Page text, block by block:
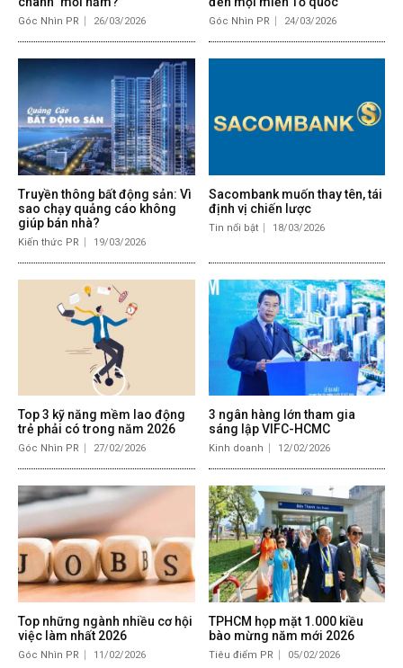
Góc Nhìn PR 26/03/2026 Góc Nhìn PR 24/03/2026
Truyền thông bất động sản: Vì
sao chạy quảng cáo không
giúp bán nhà?
Kiến thức PR 19/03/2026
Sacombank muốn thay tên, tái
định vị chiến lược
Tin nổi bật 18/03/2026
Top 3 kỹ năng mềm lao động
trẻ phải có trong năm 2026
Góc Nhìn PR 27/02/2026
3 ngân hàng lớn tham gia
sáng lập VIFC-HCMC
Kinh doanh 12/02/2026
Top những ngành nhiều cơ hội
việc làm nhất 2026
Góc Nhìn PR 11/02/2026
TPHCM họp mặt 1.000 kiều
bào mừng năm mới 2026
Tiêu điểm PR 05/02/2026